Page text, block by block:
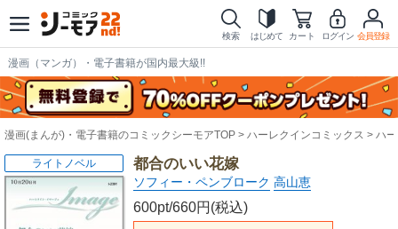
検索 はじめて カート ログイン 会員登録
漫画（マンガ）・電子書籍が国内最大級!!
漫画(まんが)・電子書籍のコミックシーモアTOP ハーレクインコミックス ハ
都合のいい花嫁
ソフィー・ペンブローク 高山恵
600pt/660円(税込)
ライトノベル